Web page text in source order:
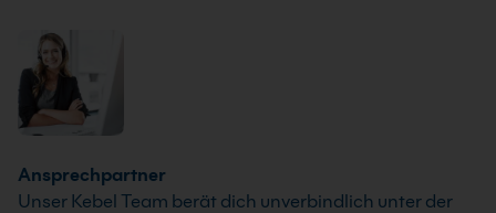
Ansprechpartner
Unser Kebel Team berät dich unverbindlich unter der